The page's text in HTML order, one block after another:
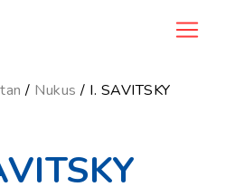
/ Nukus / I. SAVITSKY